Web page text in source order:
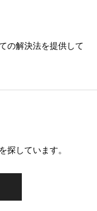
の解決法を提供して
探しています。